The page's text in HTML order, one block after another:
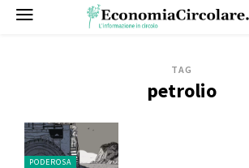
TAG
petrolio
PODEROSA